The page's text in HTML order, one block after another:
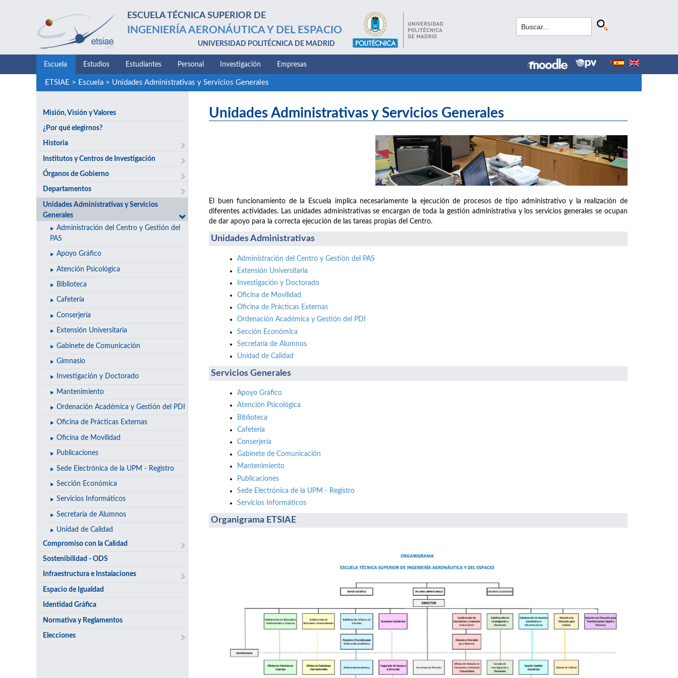
ESCUELA TÉCNICA SUPERIOR DE
INGENIERÍA AERONÁUTICA Y DEL ESPACIO
UNIVERSIDAD POLITÉCNICA DE MADRID
Escuela Estudios Estudiantes Personal Investigación Empresas
ETSIAE > Escuela> Unidades Administrativas y Servicios Generales
Misión, Visión y Valores
¿Por qué elegirnos?
Historia
Institutos y Centros de Investigación
Órganos de Gobierno
Departamentos
Unidades Administrativas y Servicios
Generales
Administración del Centro y Gestión del
PAS
Apoyo Gráfico
Atención Psicológica
Biblioteca
Cafetería
Conserjería
Extensión Universitaria
Gabinete de Comunicación
Gimnasio
Investigación y Doctorado
Mantenimiento
Ordenación Académica y Gestión del PDI
Oficina de Prácticas Externas
Oficina de Movilidad
Publicaciones
Sede Electrónica de la UPM - Registro
Sección Económica
Servicios Informáticos
Secretaría de Alumnos
Unidad de Calidad
Compromiso con la Calidad
Sostenibilidad - ODS
Infraestructura e Instalaciones
Espacio de Igualdad
Identidad Gráfica
Normativa y Reglamentos
Elecciones
Unidades Administrativas y Servicios Generales
El buen funcionamiento de la Escuela implica necesariamente la ejecución de procesos de tipo administrativo y la realización de
diferentes actividades. Las unidades administrativas se encargan de toda la gestión administrativa y los servicios generales se ocupan
de dar apoyo para la correcta ejecución de las tareas propias del Centro.
Unidades Administrativas
Administración del Centro y Gestión del PAS
Extensión Universitaria
Investigación y Doctorado
Oficina de Movilidad
Oficina de Prácticas Externas
Ordenación Académica y Gestión del PDI
Sección Económica
Secretaría de Alumnos
Unidad de Calidad
Servicios Generales
Apoyo Gráfico
Atención Psicológica
Biblioteca
Cafetería
Conserjería
Gabinete de Comunicación
Mantenimiento
Publicaciones
Sede Electrónica de la UPM - Registro
Servicios Informáticos
Organigrama ETSIAE